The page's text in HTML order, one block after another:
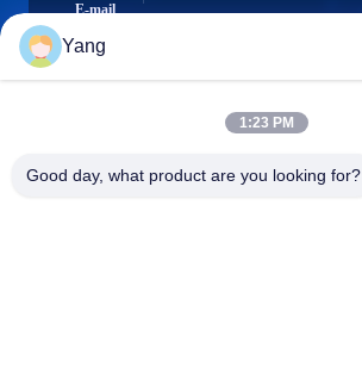
E-mail
0086-189-9844-3486
Yang
1:23 PM
Good day, what product are you looking for?